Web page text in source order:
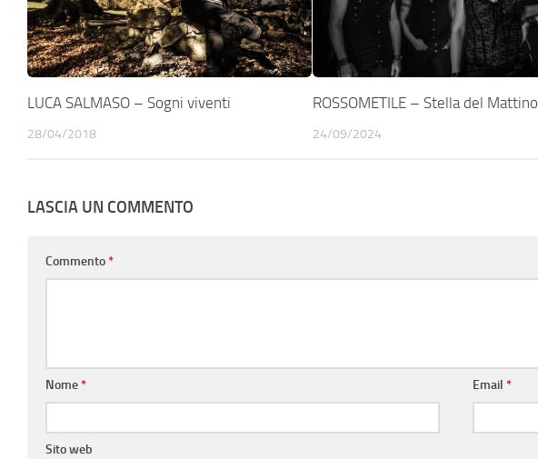
LUCA SALMASO – Sogni viventi
28/04/2018
ROSSOMETILE – Stella del Mattino
24/09/2024
LASCIA UN COMMENTO
Commento*
Nome* Email*
Sito web